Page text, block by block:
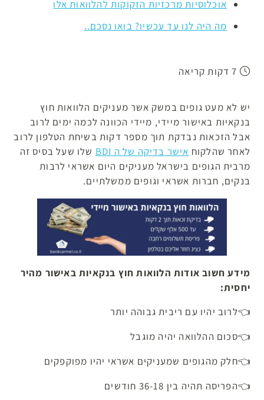
אוכלוסיות מרכזיות הזקוקות להלוואות אלו
מה היה לנו עד עכשיו? בואו נסכם..
יש לא מעט גופים במשק אשר מעניקים הלוואות חוץ
בנקאיות באישור מיידי, מיידי הכוונה לכמה ימים לרוב
אבל הזכאות נבדקת תוך מספר דקות בשיחת הטלפון לרוב
לאחר שהלקוח אישר בדיקה של ה BDI
שלו שעל בסיס זה
מרבית הגופים בישראל מעניקים היום אשראי לרבות
בנקים, חברות אשראי וגופים ממשלתיים.
מידע חשוב אודות הלוואות חוץ בנקאיות באישור מהיר
יחסית:
👈לרוב יהיו עם ריבית גבוהה יותר
👈סכום ההלוואה יהיה מוגבל
👈חלק מהגופים שמעניקים אשראי יהיו מפוקפקים
👈הפריסה תהיה בין 36-18 חודשים